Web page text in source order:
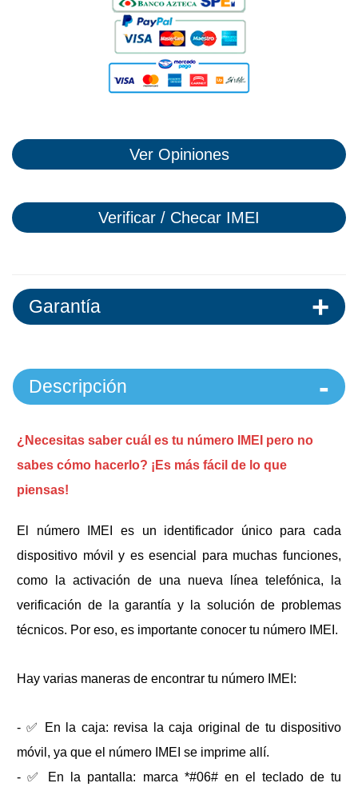
Ver Opiniones
Verificar / Checar IMEI
Garantía
Descripción
¿Necesitas saber cuál es tu número IMEI pero no
sabes cómo hacerlo? ¡Es más fácil de lo que
piensas!
El número IMEI es un identificador único para cada
dispositivo móvil y es esencial para muchas funciones,
como la activación de una nueva línea telefónica, la
verificación de la garantía y la solución de problemas
técnicos. Por eso, es importante conocer tu número IMEI.
Hay varias maneras de encontrar tu número IMEI:
- ✅ En la caja: revisa la caja original de tu dispositivo
móvil, ya que el número IMEI se imprime allí.
- ✅ En la pantalla: marca *#06# en el teclado de tu